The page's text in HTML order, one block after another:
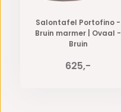
Salontafel Portofino -
Bruin marmer | Ovaal -
Bruin
625,-